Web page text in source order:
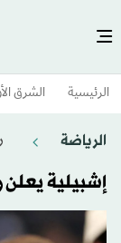
الرئيسية الشرق
الرياضة
إشبيلية